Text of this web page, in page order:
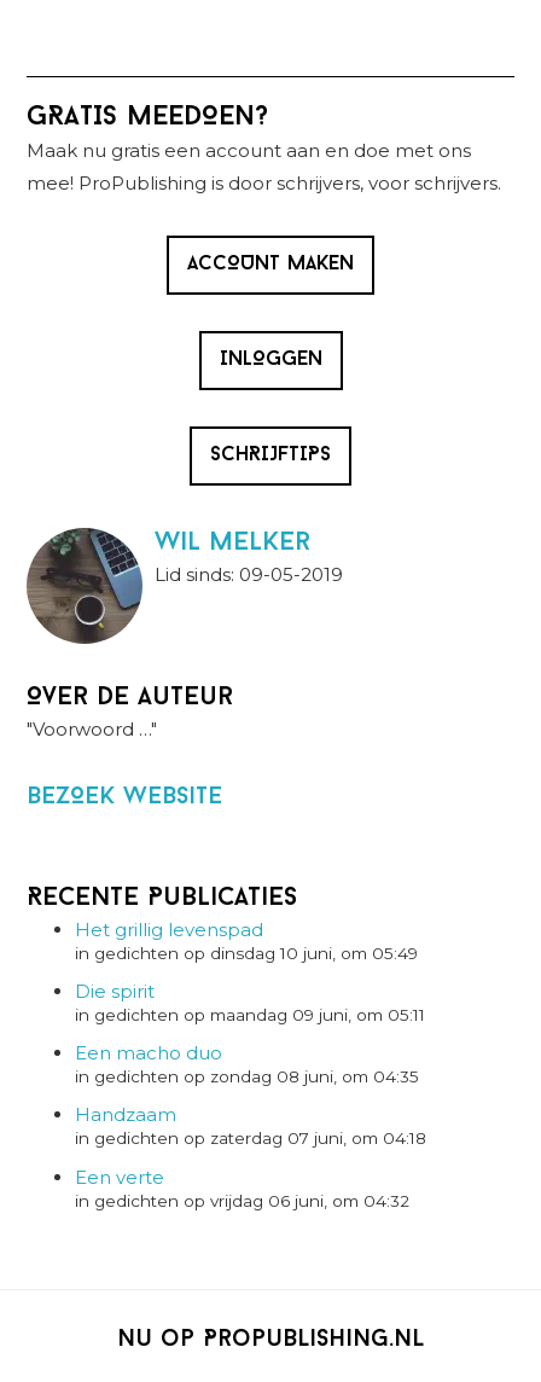
Primaire
Sidebar
GRATIS MEEDOEN?
Maak nu gratis een account aan en doe met ons
mee! ProPublishing is door schrijvers, voor schrijvers.
ACCOUNT MAKEN
INLOGGEN
SCHRIJFTIPS
wil melker
Lid sinds: 09-05-2019
Over de auteur
"Voorwoord …"
BezOek website
Recente Publicaties
Het grillig levenspad
in gedichten op dinsdag 10 juni, om 05:49
Die spirit
in gedichten op maandag 09 juni, om 05:11
Een macho duo
in gedichten op zondag 08 juni, om 04:35
Handzaam
in gedichten op zaterdag 07 juni, om 04:18
Een verte
in gedichten op vrijdag 06 juni, om 04:32
Nu op Propublishing.nl